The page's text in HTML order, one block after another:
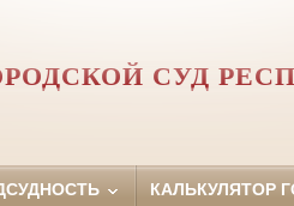
СУД
КАЛЬКУЛЯТОР